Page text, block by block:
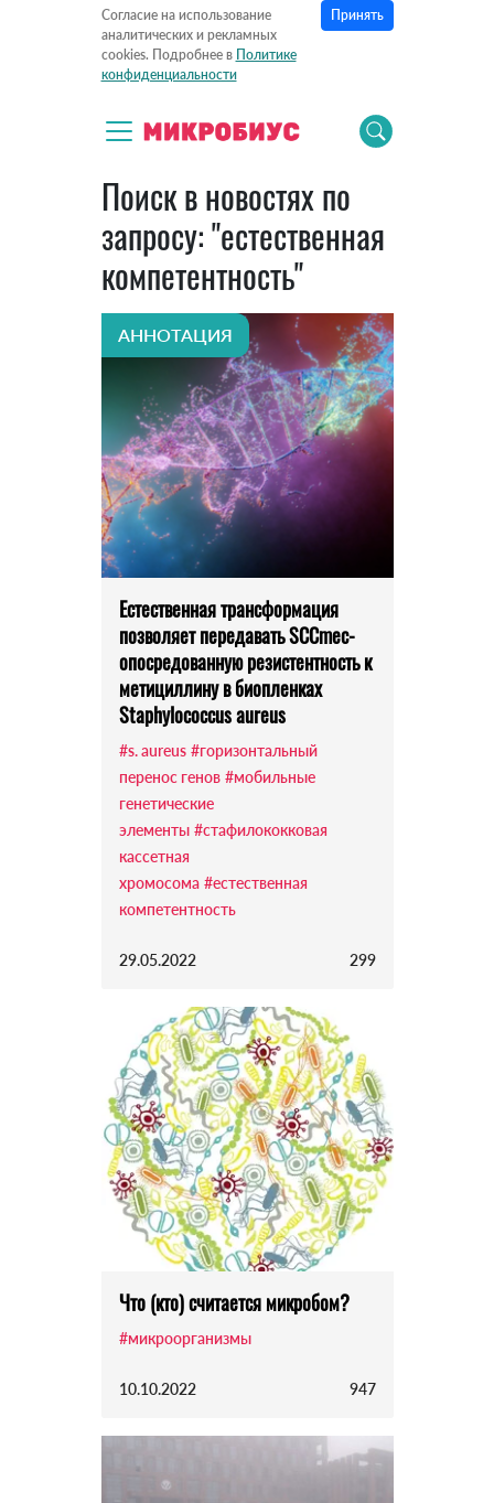
Согласие на использование
аналитических и рекламных
cookies. Подробнее в Политике
конфиденциальности
Принять
Поиск в новостях по
запросу: "естественная
компетентность"
АННОТАЦИЯ
Естественная трансформация
позволяет передавать SCCmec-
опосредованную резистентность к
метициллину в биопленках
Staphylococcus aureus
#s. aureus #горизонтальный
перенос генов #мобильные
генетические
элементы #стафилококковая
кассетная
хромосома #естественная
компетентность
29.05.2022 299
Что (кто) считается микробом?
#микроорганизмы
10.10.2022 947